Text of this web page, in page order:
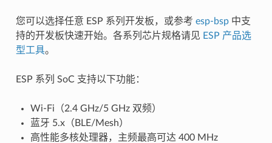
您可以选择任意 ESP 系列开发板，或参考 esp-bsp中支
持的开发板快速开始。各系列芯片规格请见 ESP 产品选
型工具。
ESP 系列 SoC 支持以下功能：
Wi-Fi（2.4 GHz/5 GHz 双频）
蓝牙 5.x（BLE/Mesh）
高性能多核处理器，主频最高可达 400 MHz